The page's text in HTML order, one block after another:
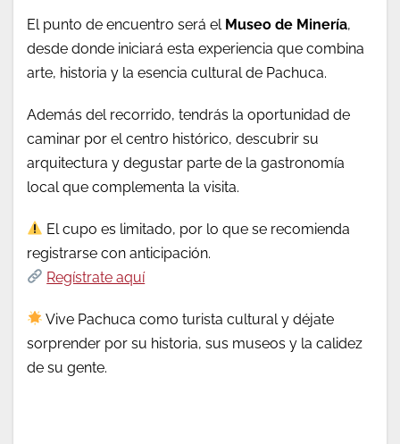
El punto de encuentro será el Museo de Minería,
desde donde iniciará esta experiencia que combina
arte, historia y la esencia cultural de Pachuca.
Además del recorrido, tendrás la oportunidad de
caminar por el centro histórico, descubrir su
arquitectura y degustar parte de la gastronomía
local que complementa la visita.
El cupo es limitado, por lo que se recomienda
registrarse con anticipación.
Regístrate aquí
Vive Pachuca como turista cultural y déjate
sorprender por su historia, sus museos y la calidez
de su gente.